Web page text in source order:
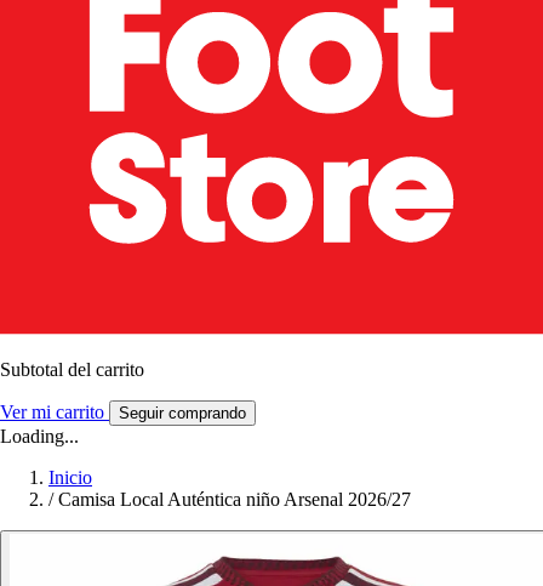
Subtotal del carrito
Ver mi carrito Seguir comprando
Loading...
Inicio
/ Camisa Local Auténtica niño Arsenal 2026/27